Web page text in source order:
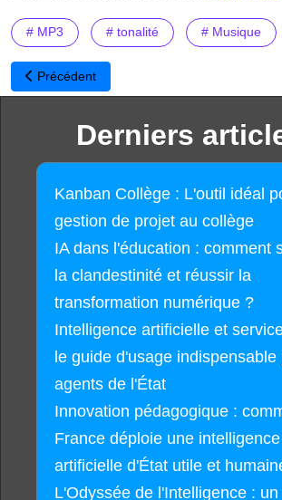
# MP3 # tonalité # Musique
Article précédent : Worldometers :
Précédent
Derniers
Kanban Collège : L'outil idéal
gestion de projet au collège
IA dans l'éducation : comment
la clandestinité et réussir la
transformation numérique ?
Intelligence artificielle et
le guide d'usage indispensable
agents de l'État
Innovation pédagogique :
France déploie une intelligence
artificielle d'État utile et
L'Odyssée de l'Intelligence :